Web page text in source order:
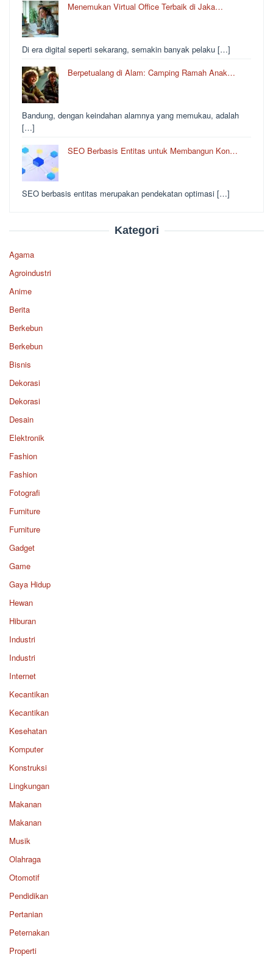
Menemukan Virtual Office Terbaik di Jaka…
Di era digital seperti sekarang, semakin banyak pelaku […]
Berpetualang di Alam: Camping Ramah Anak…
Bandung, dengan keindahan alamnya yang memukau, adalah
[…]
SEO Berbasis Entitas untuk Membangun Kon…
SEO berbasis entitas merupakan pendekatan optimasi […]
Kategori
Agama
Agroindustri
Anime
Berita
Berkebun
Berkebun
Bisnis
Dekorasi
Dekorasi
Desain
Elektronik
Fashion
Fashion
Fotografi
Furniture
Furniture
Gadget
Game
Gaya Hidup
Hewan
Hiburan
Industri
Industri
Internet
Kecantikan
Kecantikan
Kesehatan
Komputer
Konstruksi
Lingkungan
Makanan
Makanan
Musik
Olahraga
Otomotif
Pendidikan
Pertanian
Peternakan
Properti